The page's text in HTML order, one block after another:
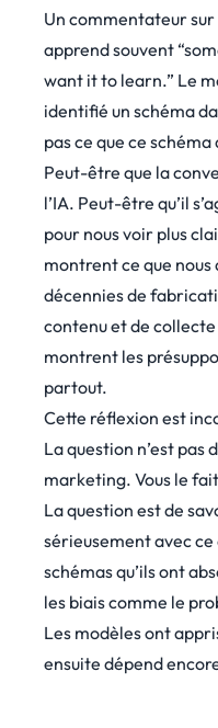
Un commentateur
apprend souvent
want it to learn.” Le
identifié un schéma
pas ce que ce
Peut-être que la
l’IA. Peut-être qu’il
pour nous voir plus
montrent ce que nous
décennies de
contenu et de collecte
montrent les
partout.
Cette réflexion est
La question n’est pas
marketing. Vous le
La question est de
sérieusement avec
schémas qu’ils ont
les biais comme le
Les modèles ont
ensuite dépend